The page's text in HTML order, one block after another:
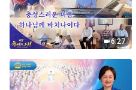
6:27